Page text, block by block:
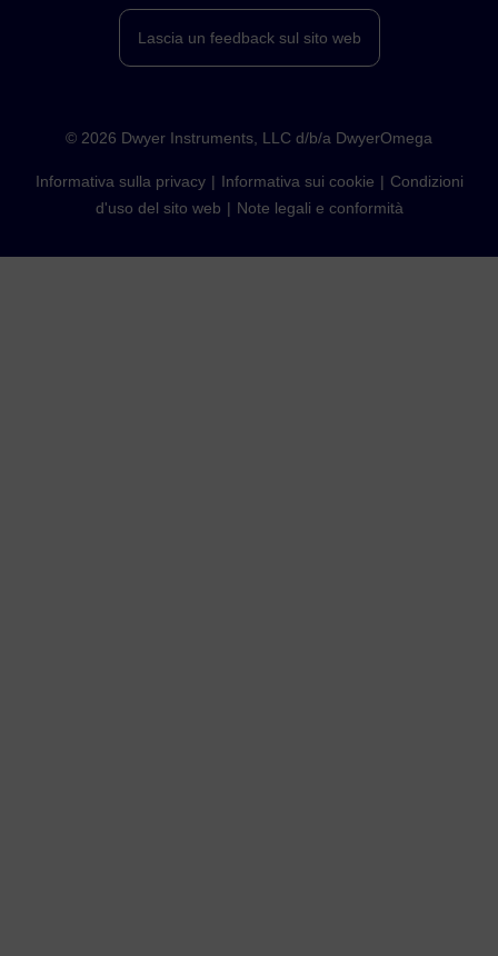
Lascia un feedback sul sito web
© 2026 Dwyer Instruments, LLC d/b/a DwyerOmega
Informativa sulla privacy Informativa sui cookie
Condizioni
d'uso del sito web
Note legali e conformità